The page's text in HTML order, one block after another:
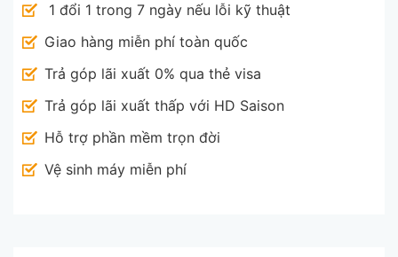
1 đổi 1 trong 7 ngày nếu lỗi kỹ thuật
Giao hàng miễn phí toàn quốc
Trả góp lãi xuất 0% qua thẻ visa
Trả góp lãi xuất thấp với HD Saison
Hỗ trợ phần mềm trọn đời
Vệ sinh máy miễn phí